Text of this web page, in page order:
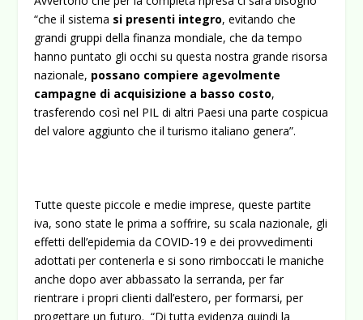
“che il sistema si presenti integro, evitando che
grandi gruppi della finanza mondiale, che da tempo
hanno puntato gli occhi su questa nostra grande risorsa
nazionale, possano compiere agevolmente
campagne di acquisizione a basso costo,
trasferendo così nel PIL di altri Paesi una parte cospicua
del valore aggiunto che il turismo italiano genera”.
Tutte queste piccole e medie imprese, queste partite
iva, sono state le prima a soffrire, su scala nazionale, gli
effetti dell’epidemia da COVID-19 e dei provvedimenti
adottati per contenerla e si sono rimboccati le maniche
anche dopo aver abbassato la serranda, per far
rientrare i propri clienti dall’estero, per formarsi, per
progettare un futuro. “Di tutta evidenza quindi la